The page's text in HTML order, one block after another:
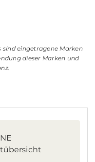
sind eingetragene Marken
dieser Marken und